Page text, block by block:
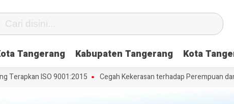
Tangerang Kabupaten Tangerang Kota
ISO 9001:2015 Cegah Kekerasan terhadap Perempuan dan